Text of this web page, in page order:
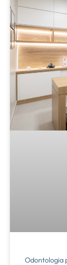
Odontologia